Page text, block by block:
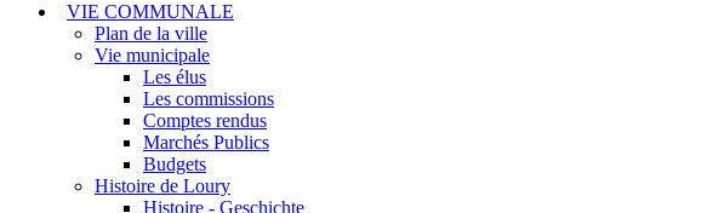
VIE COMMUNALE
Plan de la ville
Vie municipale
Les élus
Les commissions
Comptes rendus
Marchés Publics
Budgets
Histoire de Loury
Histoire - Geschichte